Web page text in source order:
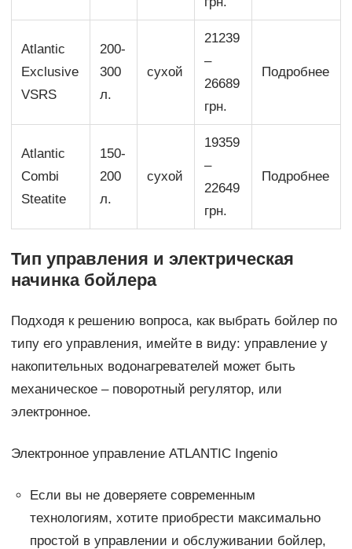
Atlantic
Exclusive
VSRS
200-
300
л.
сухой
21239
–
26689
грн.
Подробнее
Atlantic
Combi
Steatite
150-
200
л.
сухой
19359
–
22649
грн.
Подробнее
Тип управления и электрическая
начинка бойлера
Подходя к решению вопроса, как выбрать бойлер по
типу его управления, имейте в виду: управление у
накопительных водонагревателей может быть
механическое – поворотный регулятор, или
электронное.
Электронное управление ATLANTIC Ingenio
Если вы не доверяете современным
технологиям, хотите приобрести максимально
простой в управлении и обслуживании бойлер,